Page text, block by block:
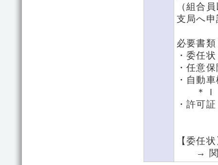
（組合
支局へ
必要書類
・委任状
・任意
・自動
＊ＩＣ
・許可
【委任
→ 関